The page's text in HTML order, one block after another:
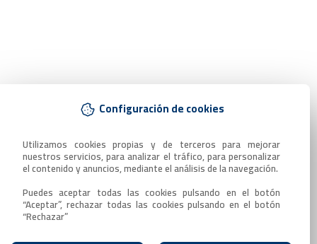
Configuración de cookies
Utilizamos cookies propias y de terceros para mejorar
nuestros servicios, para analizar el tráfico, para personalizar
el contenido y anuncios, mediante el análisis de la navegación.
Puedes aceptar todas las cookies pulsando en el botón
“Aceptar”, rechazar todas las cookies pulsando en el botón
“Rechazar”